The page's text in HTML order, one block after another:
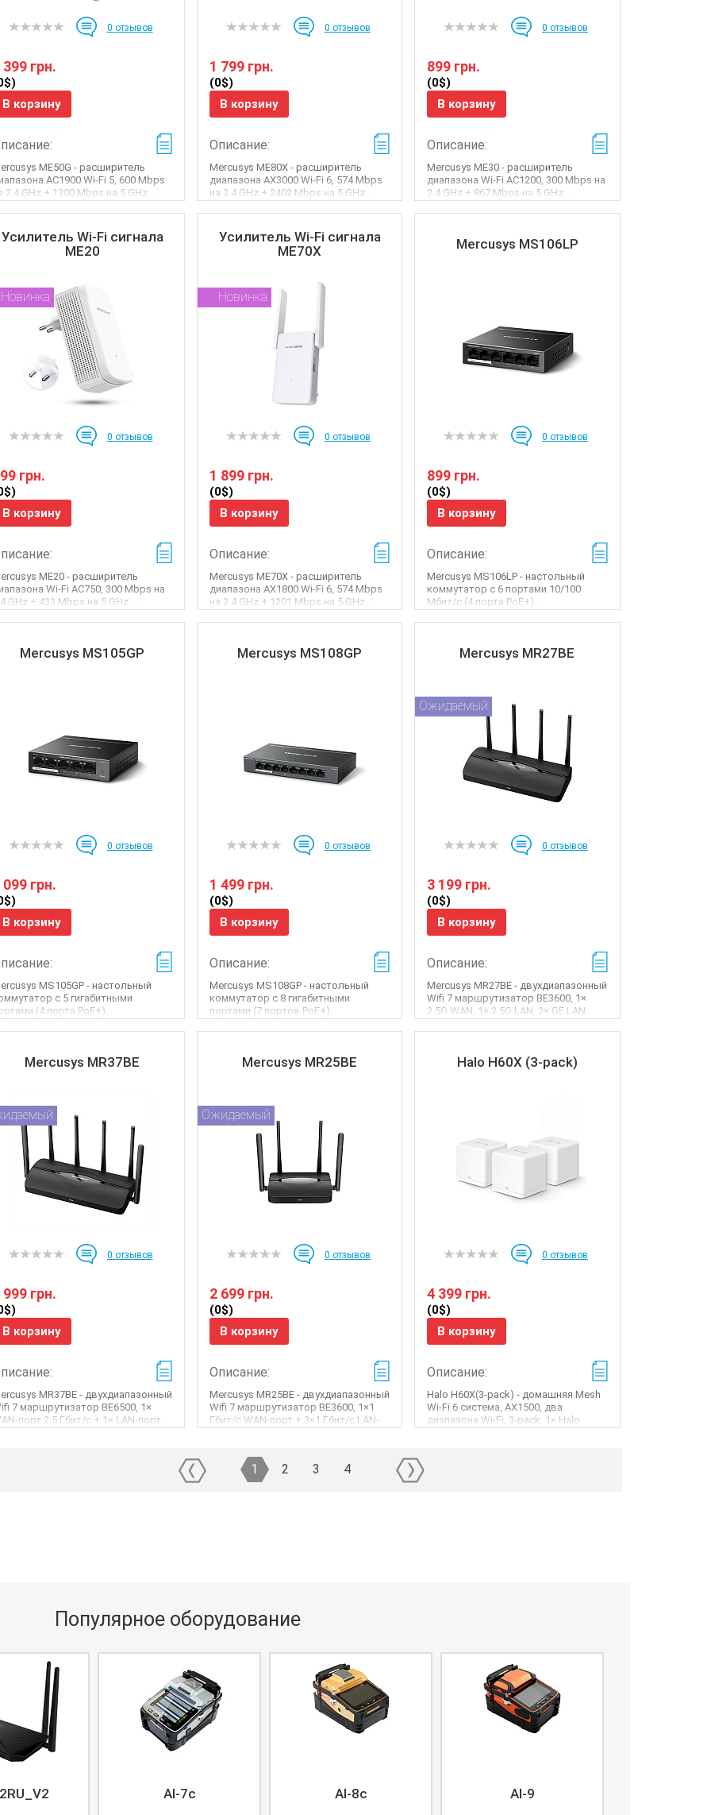
0 отзывов
399 грн.
В корзину
ME50G - расширитель
AC1900 Wi-Fi 5, 600 Mbps
2.4 GHz + 1300 Mbps на 5 GHz ...
0 отзывов
1 799 грн.
(0$)
В корзину
Описание:
Mercusys ME80X - расширитель
диапазона AX3000 Wi-Fi 6, 574 Mbps
на 2.4 GHz + 2402 Mbps на 5 GHz...
0 отзывов
899 грн.
(0$)
В корзину
Описание:
Mercusys ME30 - расширитель
диапазона Wi-Fi AC1200, 300 Mbps на
2.4 GHz + 867 Mbps на 5 GHz ...
Усилитель Wi-Fi сигнала
ME20
Новинка
0 отзывов
грн.
В корзину
ME20 - расширитель
Wi-Fi AC750, 300 Mbps на
GHz + 433 Mbps на 5 GHz ...
Усилитель Wi-Fi сигнала
ME70X
Новинка
0 отзывов
1 899 грн.
(0$)
В корзину
Описание:
Mercusys ME70X - расширитель
диапазона AX1800 Wi-Fi 6, 574 Mbps
на 2.4 GHz + 1201 Mbps на 5 GHz...
Mercusys MS106LP
0 отзывов
899 грн.
(0$)
В корзину
Описание:
Mercusys MS106LP - настольный
коммутатор с 6 портами 10/100
Мбит/с (4 порта PoE+)...
Mercusys MS105GP
0 отзывов
099 грн.
В корзину
MS105GP - настольный
с 5 гигабитными
(4 порта PoE+)...
Mercusys MS108GP
0 отзывов
1 499 грн.
(0$)
В корзину
Описание:
Mercusys MS108GP - настольный
коммутатор с 8 гигабитными
портами (7 портов PoE+)...
Mercusys MR27BE
Ожидаемый
0 отзывов
3 199 грн.
(0$)
В корзину
Описание:
Mercusys MR27BE - двухдиапазонный
Wifi 7 маршрутизатор BE3600, 1×
2.5G WAN, 1× 2.5G LAN, 2× GE LAN...
Mercusys MR37BE
0 отзывов
999 грн.
В корзину
MR37BE - двухдиапазонный
7 маршрутизатор BE6500, 1×
порт 2,5 Гбит/с + 1× LAN-порт
Г�...
Mercusys MR25BE
Ожидаемый
0 отзывов
2 699 грн.
(0$)
В корзину
Описание:
Mercusys MR25BE - двухдиапазонный
Wifi 7 маршрутизатор BE3600, 1×1
Гбит/с WAN-порт + 3×1 Гбит/с LAN-
пор...
Halo H60X (3-pack)
0 отзывов
4 399 грн.
(0$)
В корзину
Описание:
Halo H60X(3-pack) - домашняя Mesh
Wi-Fi 6 система, AX1500, два
диапазона Wi-Fi, 3-pack: 1× Halo
H60XR + 2× Halo H60XS...
1 2 3 4
Популярное оборудование
AI-7c AI-8c AI-9